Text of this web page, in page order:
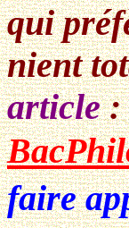
qui
nient
article:
faire